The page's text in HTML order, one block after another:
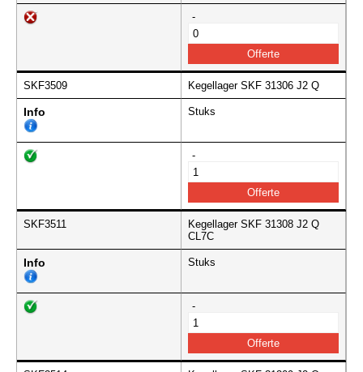
-
SKF3509 Kegellager SKF 31306 J2 Q
Info Stuks
-
SKF3511
Kegellager SKF 31308 J2 Q
CL7C
Info Stuks
-